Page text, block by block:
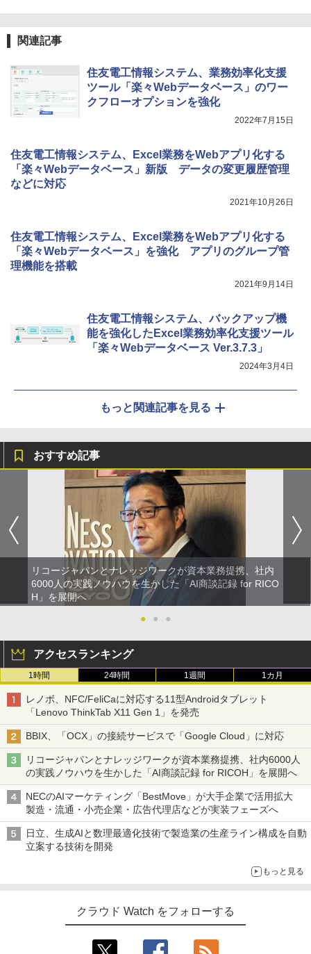
関連記事
住友電工情報システム、業務効率化支援
ツール「楽々Webデータベース」のワー
クフローオプションを強化
2022年7月15日
住友電工情報システム、Excel業務をWebアプリ化する
「楽々Webデータベース」新版 データの変更履歴管理
などに対応
2021年10月26日
住友電工情報システム、Excel業務をWebアプリ化する
「楽々Webデータベース」を強化 アプリのグループ管
理機能を搭載
2021年9月14日
住友電工情報システム、バックアップ機
能を強化したExcel業務効率化支援ツール
「楽々Webデータベース Ver.3.7.3」
2024年3月4日
もっと関連記事を見る
おすすめ記事
リコージャパンとナレッジワークが資本業務提携、社内
6000人の実践ノウハウを生かした「AI商談記録 for RICO
H」を展開へ
●
● ●
アクセスランキング
1時間 24時間 1週間 1カ月
レノボ、NFC/FeliCaに対応する11型Androidタブレット
「Lenovo ThinkTab X11 Gen 1」を発売
BBIX、「OCX」の接続サービスで「Google Cloud」に対応
リコージャパンとナレッジワークが資本業務提携、社内6000人
の実践ノウハウを生かした「AI商談記録 for RICOH」を展開へ
NECのAIマーケティング「BestMove」が大手企業で活用拡大
製造・流通・小売企業・広告代理店などが実装フェーズへ
日立、生成AIと数理最適化技術で製造業の生産ライン構成を自動
立案する技術を開発
もっと見る
クラウド Watch をフォローする